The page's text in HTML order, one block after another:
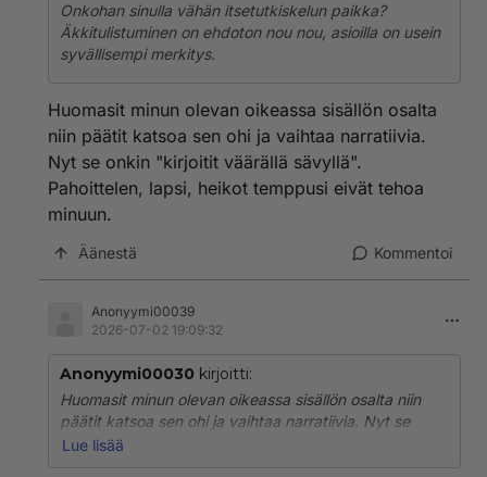
Onkohan sinulla vähän itsetutkiskelun paikka?
Äkkitulistuminen on ehdoton nou nou, asioilla on usein
syvällisempi merkitys.
Huomasit minun olevan oikeassa sisällön osalta
niin päätit katsoa sen ohi ja vaihtaa narratiivia.
Nyt se onkin "kirjoitit väärällä sävyllä".
Pahoittelen, lapsi, heikot temppusi eivät tehoa
minuun.
Äänestä Kommentoi
Anonyymi00039
2026-07-02 19:09:32
Anonyymi00030 kirjoitti:
Huomasit minun olevan oikeassa sisällön osalta niin
päätit katsoa sen ohi ja vaihtaa narratiivia. Nyt se
onkin "kirjoitit väärällä sävyllä". Pahoittelen, lapsi,
Lue lisää